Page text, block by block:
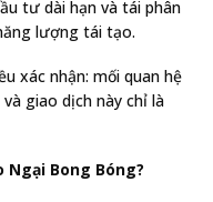
tư dài hạn và tái phân
lượng tái tạo.
xác nhận: mối quan hệ
giao dịch này chỉ là
Ngại Bong Bóng?